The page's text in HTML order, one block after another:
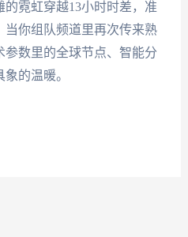
霓虹穿越13小时时差，准
当你组队频道里再次传来熟
数里的全球节点、智能分
的温暖。